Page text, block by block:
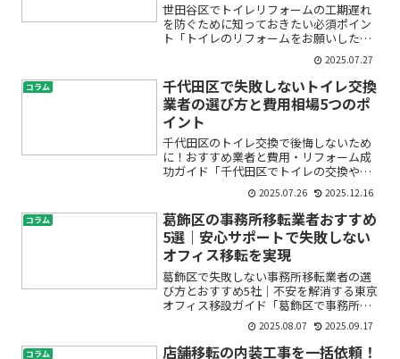
世田谷区でトイレリフォームの工期遅れ
を防ぐために知っておきたい必須ポイン
ト「トイレのリフォームをお願いしたい
けれど、工期が遅れたらどうしよう」
「実際にいつからいつまで使えなくなる
の？」「業者選びで失敗したくない…」
――そんな不安や疑問をお持...
2025.07.27
コラム
千代田区で失敗しないトイレ交換
業者の選び方と費用相場5つのポ
イント
千代田区のトイレ交換で後悔しないため
に！おすすめ業者と費用・リフォーム成
功ガイド「千代田区でトイレの交換やリ
フォームをしたいけれど、どこに依頼す
ればいいの？」「費用はどのくらいかか
るの？」「悪質な業者に騙されたくな
い…」――そんな不安や疑問...
2025.07.26 2025.12.16
コラム
葛飾区の事務所移転業者おすすめ
5選｜安心サポートで失敗しない
オフィス移転を実現
葛飾区で失敗しない事務所移転業者の選
び方とおすすめ5社｜不安を解消する東京
オフィス移設ガイド「葛飾区で事務所移
転を考えているけれど、何から始めれば
いいかわからない」「オフィス引越しは
初めてで、不安や疑問がいっぱい…」そ
2025.08.07 2025.09.17
コラム
店舗移転の内装工事を一括依頼！